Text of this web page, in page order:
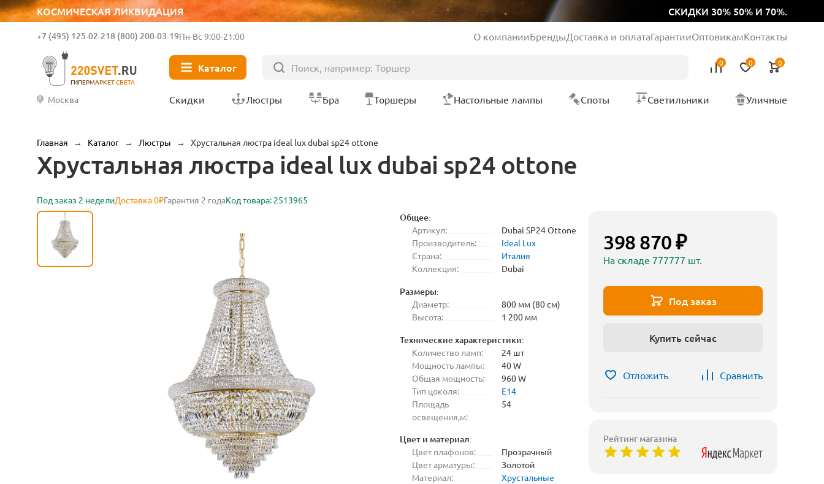
КОСМИЧЕСКАЯ ЛИКВИДАЦИЯ СКИДКИ 30% 50% И 70%.
ГИПЕРМАРКЕТ СВЕТА
+7 (495) 125-02-218 (800) 200-03-19Пн-Вс 9:00-21:00 О компанииБрендыДоставка и оплатаГарантииОптовикамКонтакты
Каталог 0 0 0
Москва Скидки Люстры Бра Торшеры Настольные лампы Споты Светильники Уличные
Главная → Каталог → Люстры → Хрустальная люстра ideal lux dubai sp24 ottone
Хрустальная люстра ideal lux dubai sp24 ottone
Под заказ 2 неделиДоставка 0₽Гарантия 2 годаКод товара: 2513965
Общее:
Артикул:
Dubai SP24 Ottone
Производитель:
Ideal Lux
Страна:
Италия
Коллекция:
Dubai
Размеры:
Диаметр:
800 мм (80 см)
Высота:
1 200 мм
Технические характеристики:
Количество ламп:
24 шт
Мощность лампы:
40 W
Общая мощность:
960 W
Тип цоколя:
E14
Площадь
освещения,м:
54
Цвет и материал:
Цвет плафонов:
Прозрачный
Цвет арматуры:
Золотой
Материал:
Хрустальные
398 870 ₽
На складе 777777 шт.
Под заказ
Купить сейчас
Отложить Сравнить
Рейтинг магазина